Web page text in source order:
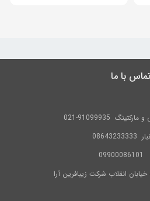
تماس با ما
و مارکتینگ 91099935-021
09900086101
انقلاب شرکت زیبافرین آرا